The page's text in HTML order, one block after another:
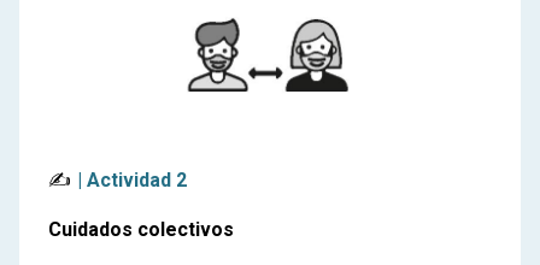
✍️ | Actividad 2
Cuidados colectivos